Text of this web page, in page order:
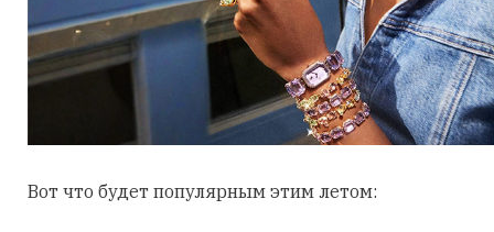
Вот что будет популярным этим летом: